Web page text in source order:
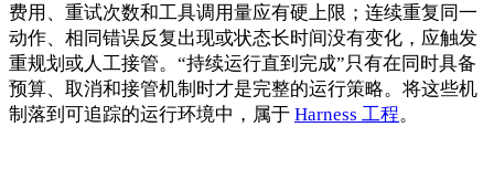
费用、重试次数和工具调用量应有硬上限；连续重复同一
动作、相同错误反复出现或状态长时间没有变化，应触发
重规划或人工接管。“持续运行直到完成”只有在同时具备
预算、取消和接管机制时才是完整的运行策略。将这些机
制落到可追踪的运行环境中，属于 Harness 工程。